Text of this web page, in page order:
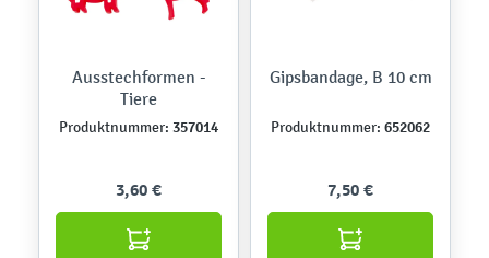
Ausstechformen -
Tiere
Produktnummer: 357014
3,60 €
Gipsbandage, B 10 cm
Produktnummer: 652062
7,50 €